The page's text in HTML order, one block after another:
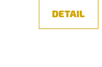
z
DETAIL